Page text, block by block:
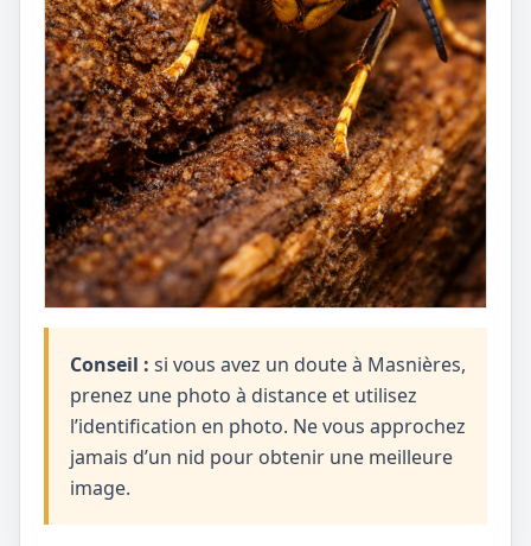
Conseil : si vous avez un doute à Masnières,
prenez une photo à distance et utilisez
l’identification en photo. Ne vous approchez
jamais d’un nid pour obtenir une meilleure
image.